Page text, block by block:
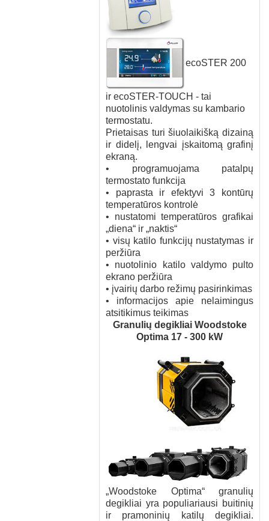
ecoSTER 200
ir ecoSTER-TOUCH - tai
nuotolinis valdymas su kambario
termostatu.
Prietaisas turi šiuolaikišką dizainą
ir didelį, lengvai įskaitomą grafinį
ekraną.
• programuojama patalpų
termostato funkcija
• paprasta ir efektyvi 3 kontūrų
temperatūros kontrolė
• nustatomi temperatūros grafikai
„diena“ ir „naktis“
• visų katilo funkcijų nustatymas ir
peržiūra
• nuotolinio katilo valdymo pulto
ekrano peržiūra
• įvairių darbo režimų pasirinkimas
• informacijos apie nelaimingus
atsitikimus teikimas
Granulių degikliai Woodstoke
Optima 17 - 300 kW
„Woodstoke Optima“ granulių
degikliai yra populiariausi buitinių
ir pramoninių katilų degikliai.